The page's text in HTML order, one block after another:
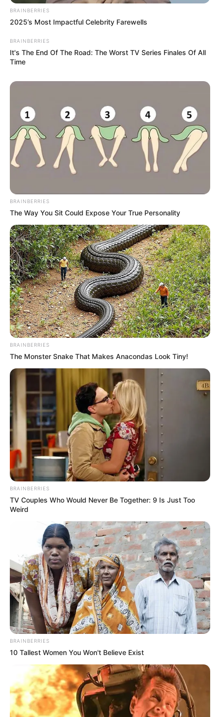
Δεν χρωστάμε σε κανέναν, αυτοί
χρωστούν σε εμάς τα πάντα
Τρίτη, 6 Σεπτεμβρίου 2022, 12:14
Δεν χρωστάμε σε κανέναν, αυτοί...
Η επιστήμη θα πρέπει να
ανήκει στους ανθρώπους και
όχι στο Νταβός...
ΓΙΑΤΙ ΑΠΟΦΑΣΗΣΑ ΝΑ
ΓΡΑΨΩ
ΠΟΙΟΣ ΣΚΟΤΩΣΕ ΤΟΝ
ΚΑΠΟΔΙΣΤΡΙΑ;;[Η δολοφονία
του Καποδίστρια – Ποιοι
ήταν οι πραγματικοί...
Υγειονομικοί: Επιστολή-
κόλαφος στην επέτειο των
αναστολών..
Email address:
Όλα τα κείμενα και οι εικόνες είναι πνευματική ιδιοκτησία του
ΝΙΚΟΛΑΟΣ ΑΝΑΞΙΜΑΝΔΡΟΣ. Aπαγορεύεται η αναπαραγωγή, η
γραπτή άδεια του δημιουργού τους. Με επιφύλαξη κάθε νόμιμου
δικαιώματος. Διαβάστε τηνΠολιτική Απορρήτου του website πριν
να το χρησιμοποιήσετε, καθώς χρησιμοποιώντας το την
αποδέχεστε. Ο ιστότοπος διατηρεί το δικαίωμα να τροποποιήσει
τους όρους χρήσης.
Επικοινωνήστε μαζί μας:nikolaosgeor@gmail.com
Developed byWeb Technical
BRAINBERRIES
2025’s Most Impactful Celebrity Farewells
BRAINBERRIES
It's The End Of The Road: The Worst TV Series Finales Of All
Time
BRAINBERRIES
The Way You Sit Could Expose Your True Personality
BRAINBERRIES
The Monster Snake That Makes Anacondas Look Tiny!
BRAINBERRIES
TV Couples Who Would Never Be Together: 9 Is Just Too
Weird
BRAINBERRIES
10 Tallest Women You Won't Believe Exist